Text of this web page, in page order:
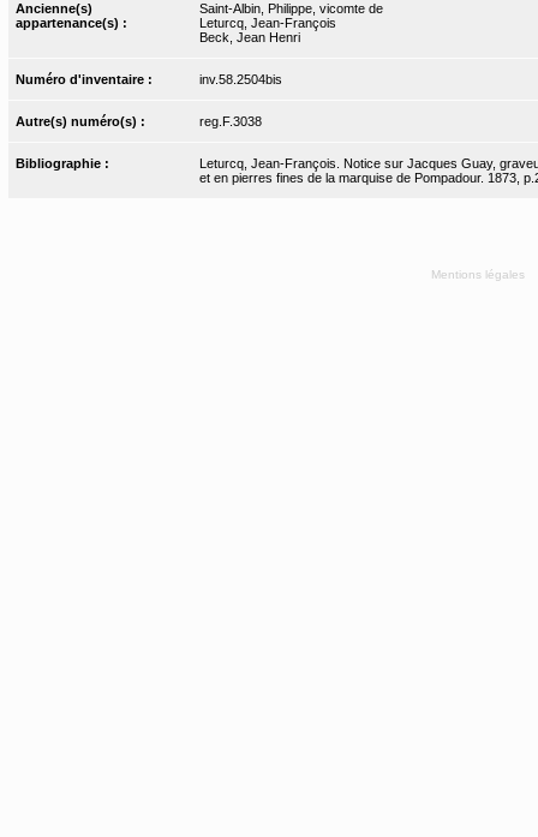
Ancienne(s)
appartenance(s) :
Saint-Albin, Philippe, vicomte de
Leturcq, Jean-François
Beck, Jean Henri
Numéro d'inventaire : inv.58.2504bis
Autre(s) numéro(s) : reg.F.3038
Bibliographie :
Leturcq, Jean-François. Notice sur Jacques Guay,
et en pierres fines de la marquise de Pompadour. 1873,
Mentions légales